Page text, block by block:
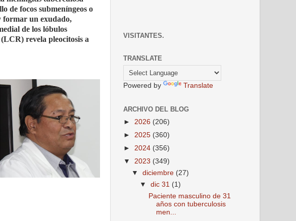
de focos submeníngeos o
formar un exudado,
de los lóbulos
revela pleocitosis a
VISITANTES.
TRANSLATE
Powered by Translate
ARCHIVO DEL BLOG
► 2026 (206)
► 2025 (360)
► 2024 (356)
▼ 2023 (349)
▼diciembre (27)
▼dic 31 (1)
Paciente masculino de 31
años con tuberculosis
men...